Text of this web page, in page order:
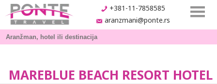
+381-11-7858585
aranzmani@ponte.rs
MAREBLUE BEACH RESORT HOTEL